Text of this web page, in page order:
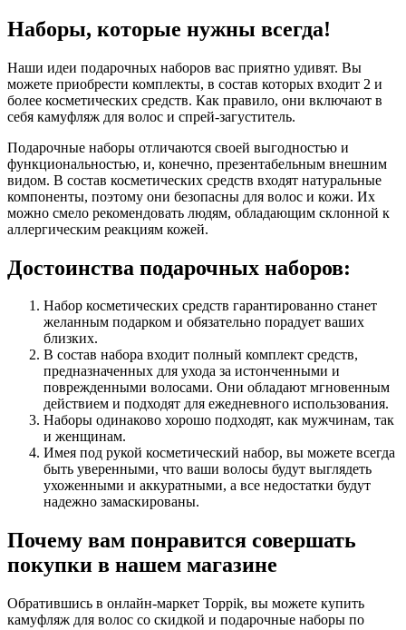
Наборы, которые нужны всегда!
Наши идеи подарочных наборов вас приятно удивят. Вы
можете приобрести комплекты, в состав которых входит 2 и
более косметических средств. Как правило, они включают в
себя камуфляж для волос и спрей-загуститель.
Подарочные наборы отличаются своей выгодностью и
функциональностью, и, конечно, презентабельным внешним
видом. В состав косметических средств входят натуральные
компоненты, поэтому они безопасны для волос и кожи. Их
можно смело рекомендовать людям, обладающим склонной к
аллергическим реакциям кожей.
Достоинства подарочных наборов:
Набор косметических средств гарантированно станет
желанным подарком и обязательно порадует ваших
близких.
В состав набора входит полный комплект средств,
предназначенных для ухода за истонченными и
поврежденными волосами. Они обладают мгновенным
действием и подходят для ежедневного использования.
Наборы одинаково хорошо подходят, как мужчинам, так
и женщинам.
Имея под рукой косметический набор, вы можете всегда
быть уверенными, что ваши волосы будут выглядеть
ухоженными и аккуратными, а все недостатки будут
надежно замаскированы.
Почему вам понравится совершать
покупки в нашем магазине
Обратившись в онлайн-маркет Toppik, вы можете купить
камуфляж для волос со скидкой и подарочные наборы по